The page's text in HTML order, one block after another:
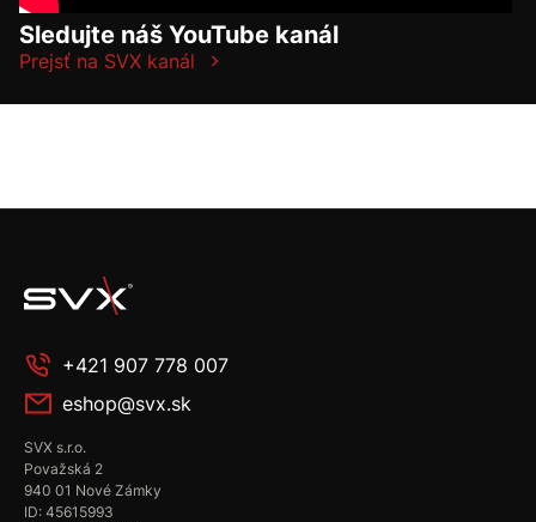
Sledujte náš YouTube kanál
Prejsť na SVX kanál
+421 907 778 007
eshop@svx.sk
SVX s.r.o.
Považská 2
940 01 Nové Zámky
ID: 45615993